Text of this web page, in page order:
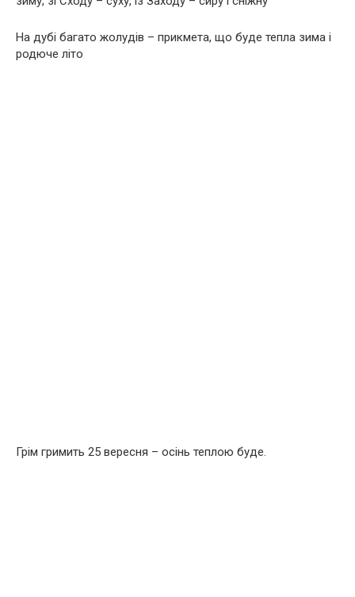
На дубі багато жолудів – прикмета, що буде тепла зима і
родюче літо
Грім гримить 25 вересня – осінь теплою буде.